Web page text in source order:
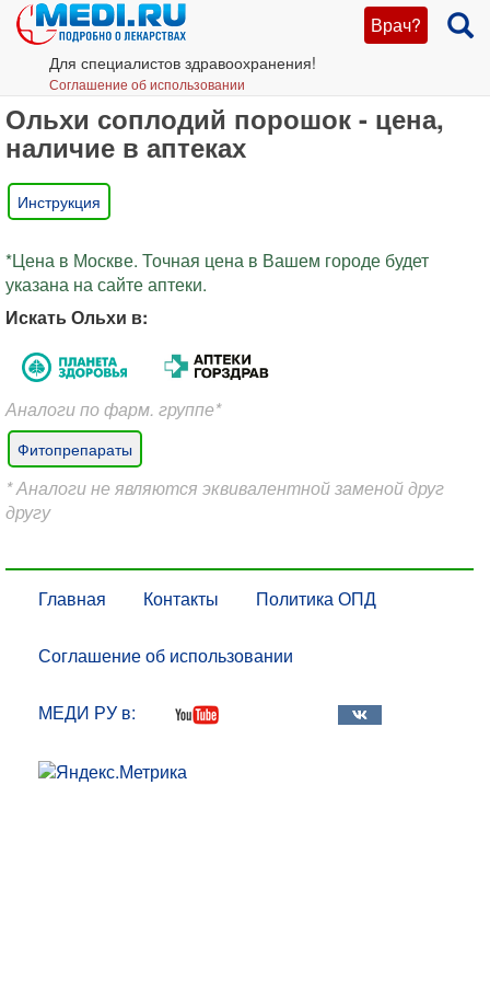
Врач?
Для специалистов здравоохранения!
Соглашение об использовании
Ольхи соплодий порошок - цена,
наличие в аптеках
Инструкция
*Цена в Москве. Точная цена в Вашем городе будет
указана на сайте аптеки.
Искать Ольхи в:
Аналоги по фарм. группе*
Фитопрепараты
* Аналоги не являются эквивалентной заменой друг
другу
Главная Контакты Политика ОПД
Соглашение об использовании
МЕДИ РУ в: